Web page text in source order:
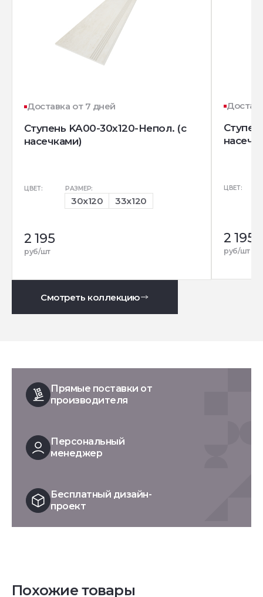
Доставка от 7 дней
Ступень KA00-30x120-Непол. (с
насечками)
ЦВЕТ: РАЗМЕР:
30x120 33x120
2 195
руб/шт
ЦВЕТ:
2 195
руб/шт
Смотреть коллекцию
Прямые поставки от
производителя
Персональный
менеджер
Бесплатный дизайн-
проект
Похожие товары